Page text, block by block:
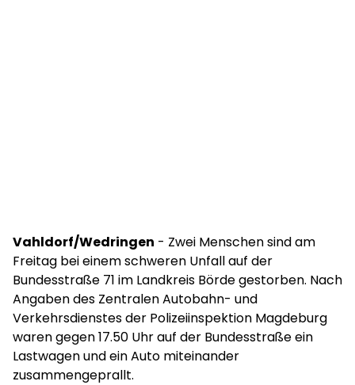
Vahldorf/Wedringen - Zwei Menschen sind am
Freitag bei einem schweren Unfall auf der
Bundesstraße 71 im Landkreis Börde gestorben. Nach
Angaben des Zentralen Autobahn- und
Verkehrsdienstes der Polizeiinspektion Magdeburg
waren gegen 17.50 Uhr auf der Bundesstraße ein
Lastwagen und ein Auto miteinander
zusammengeprallt.